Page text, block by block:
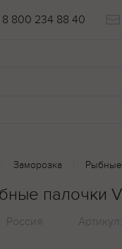
8 800 234 88 40
Заморозка Рыбные
палочки
Россия Артикул: